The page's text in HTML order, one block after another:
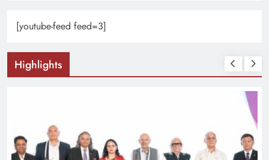
[youtube-feed feed=3]
Highlights